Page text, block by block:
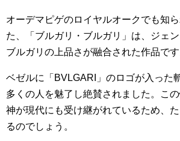
オーデマピゲのロイヤルオークでも知
た、「ブルガリ・ブルガリ」は、ジェ
ブルガリの上品さが融合された作品です
ベゼルに「BVLGARI」のロゴが入った
多くの人を魅了し絶賛されました。こ
神が現代にも受け継がれているため、
るのでしょう。